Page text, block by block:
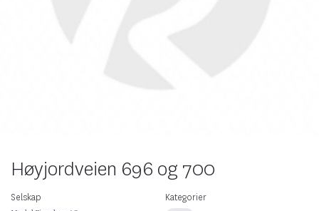
Høyjordveien 696 og 700
Selskap Kategorier